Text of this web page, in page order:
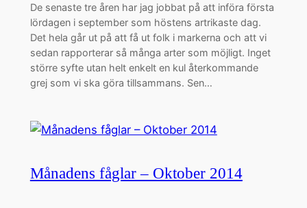
De senaste tre åren har jag jobbat på att införa första
lördagen i september som höstens artrikaste dag.
Det hela går ut på att få ut folk i markerna och att vi
sedan rapporterar så många arter som möjligt. Inget
större syfte utan helt enkelt en kul återkommande
grej som vi ska göra tillsammans. Sen…
Månadens fåglar – Oktober 2014